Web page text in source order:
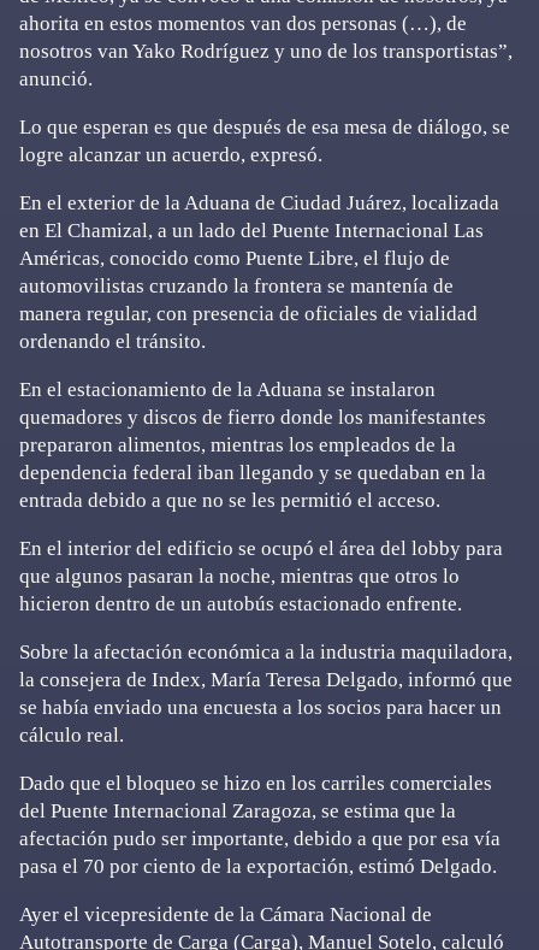
ahorita en estos momentos van dos personas (…), de
nosotros van Yako Rodríguez y uno de los transportistas”,
anunció.
Lo que esperan es que después de esa mesa de diálogo, se
logre alcanzar un acuerdo, expresó.
En el exterior de la Aduana de Ciudad Juárez, localizada
en El Chamizal, a un lado del Puente Internacional Las
Américas, conocido como Puente Libre, el flujo de
automovilistas cruzando la frontera se mantenía de
manera regular, con presencia de oficiales de vialidad
ordenando el tránsito.
En el estacionamiento de la Aduana se instalaron
quemadores y discos de fierro donde los manifestantes
prepararon alimentos, mientras los empleados de la
dependencia federal iban llegando y se quedaban en la
entrada debido a que no se les permitió el acceso.
En el interior del edificio se ocupó el área del lobby para
que algunos pasaran la noche, mientras que otros lo
hicieron dentro de un autobús estacionado enfrente.
Sobre la afectación económica a la industria maquiladora,
la consejera de Index, María Teresa Delgado, informó que
se había enviado una encuesta a los socios para hacer un
cálculo real.
Dado que el bloqueo se hizo en los carriles comerciales
del Puente Internacional Zaragoza, se estima que la
afectación pudo ser importante, debido a que por esa vía
pasa el 70 por ciento de la exportación, estimó Delgado.
Ayer el vicepresidente de la Cámara Nacional de
Autotransporte de Carga (Carga), Manuel Sotelo, calculó